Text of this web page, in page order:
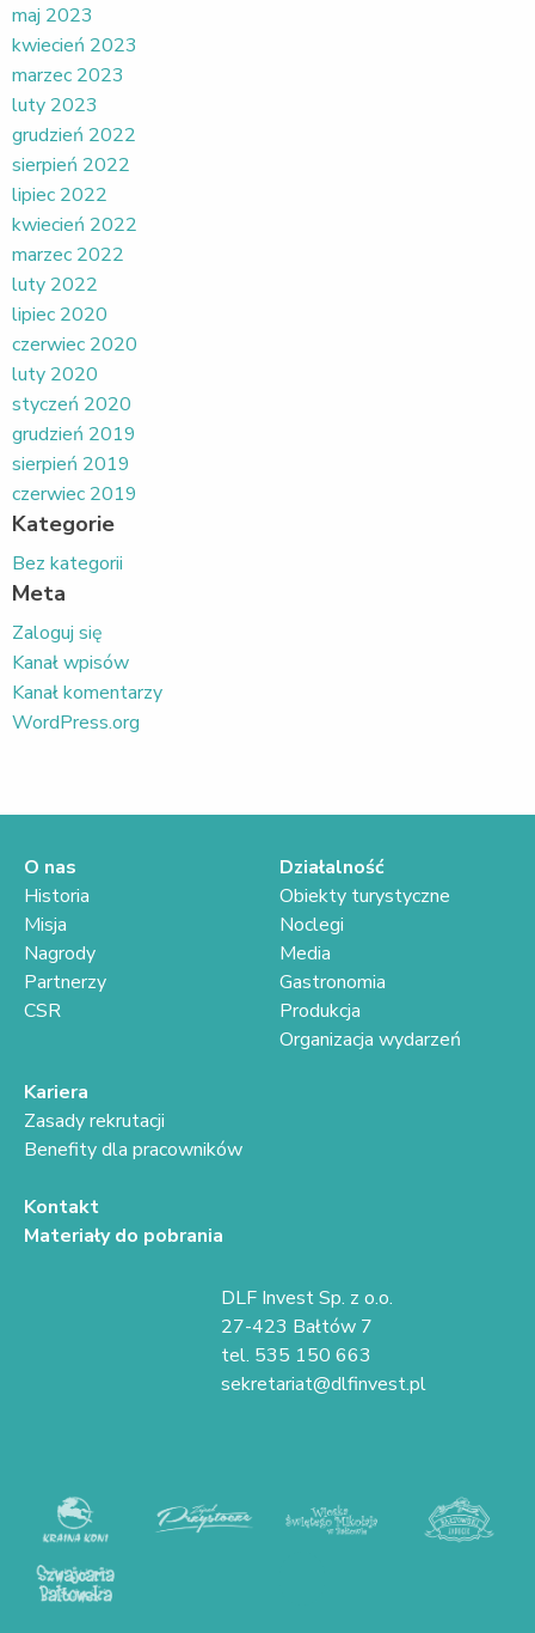
maj 2023
kwiecień 2023
marzec 2023
luty 2023
grudzień 2022
sierpień 2022
lipiec 2022
kwiecień 2022
marzec 2022
luty 2022
lipiec 2020
czerwiec 2020
luty 2020
styczeń 2020
grudzień 2019
sierpień 2019
czerwiec 2019
Kategorie
Bez kategorii
Meta
Zaloguj się
Kanał wpisów
Kanał komentarzy
WordPress.org
O nas
Historia
Misja
Nagrody
Partnerzy
CSR
Działalność
Obiekty turystyczne
Noclegi
Media
Gastronomia
Produkcja
Organizacja wydarzeń
Kariera
Zasady rekrutacji
Benefity dla pracowników
Kontakt
Materiały do pobrania
DLF Invest Sp. z o.o.
27-423 Bałtów 7
tel. 535 150 663
sekretariat@dlfinvest.pl